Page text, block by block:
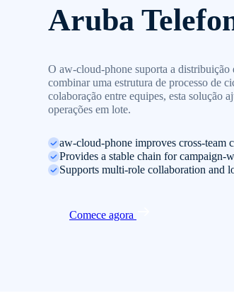
Aruba
O aw-cloud-phone suporta a
combinar uma estrutura de processo de
colaboração entre equipes, esta solução
operações em lote.
aw-cloud-phone improves cross-
Provides a stable chain for campaign-
Supports multi-role collaboration and
Comece agora